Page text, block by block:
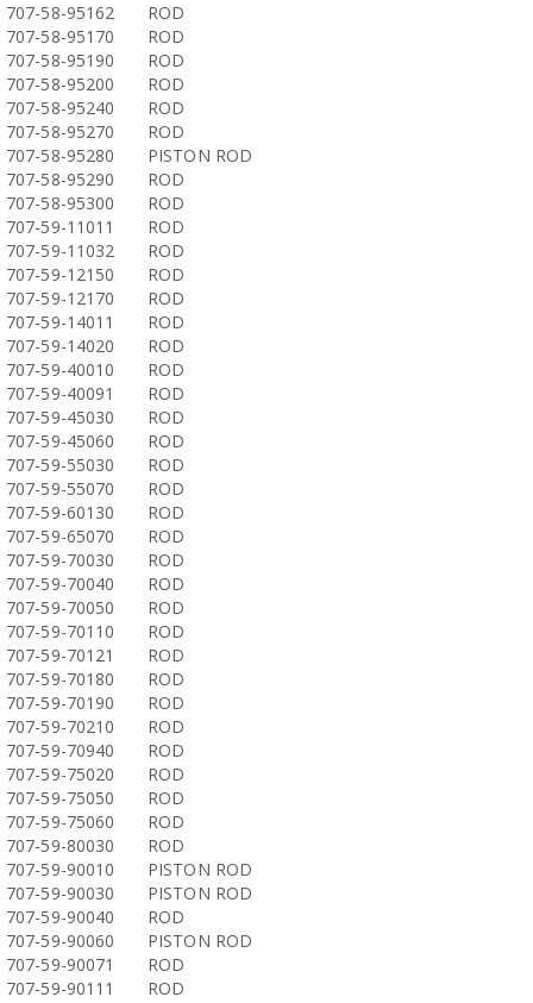
707-58-95162
ROD
707-58-95170
ROD
707-58-95190
ROD
707-58-95200
ROD
707-58-95240
ROD
707-58-95270
ROD
707-58-95280
PISTON ROD
707-58-95290
ROD
707-58-95300
ROD
707-59-11011
ROD
707-59-11032
ROD
707-59-12150
ROD
707-59-12170
ROD
707-59-14011
ROD
707-59-14020
ROD
707-59-40010
ROD
707-59-40091
ROD
707-59-45030
ROD
707-59-45060
ROD
707-59-55030
ROD
707-59-55070
ROD
707-59-60130
ROD
707-59-65070
ROD
707-59-70030
ROD
707-59-70040
ROD
707-59-70050
ROD
707-59-70110
ROD
707-59-70121
ROD
707-59-70180
ROD
707-59-70190
ROD
707-59-70210
ROD
707-59-70940
ROD
707-59-75020
ROD
707-59-75050
ROD
707-59-75060
ROD
707-59-80030
ROD
707-59-90010
PISTON ROD
707-59-90030
PISTON ROD
707-59-90040
ROD
707-59-90060
PISTON ROD
707-59-90071
ROD
707-59-90111
ROD